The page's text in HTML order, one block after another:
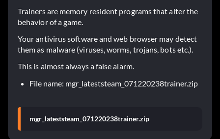
Trainers are memory resident programs that alter the
behavior of a game.
Your antivirus software and web browser may detect
them as malware (viruses, worms, trojans, bots etc.).
This is almost always a false alarm.
File name: mgr_lateststeam_071220238trainer.zip
mgr_lateststeam_071220238trainer.zip